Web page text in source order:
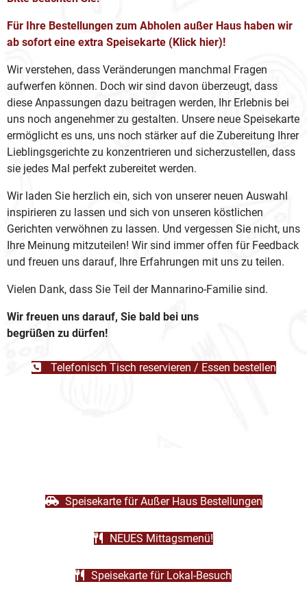
Für Ihre Bestellungen zum Abholen außer Haus haben wir
ab sofort eine extra Speisekarte (Klick hier)!
Wir verstehen, dass Veränderungen manchmal Fragen
aufwerfen können. Doch wir sind davon überzeugt, dass
diese Anpassungen dazu beitragen werden, Ihr Erlebnis bei
uns noch angenehmer zu gestalten. Unsere neue Speisekarte
ermöglicht es uns, uns noch stärker auf die Zubereitung Ihrer
Lieblingsgerichte zu konzentrieren und sicherzustellen, dass
sie jedes Mal perfekt zubereitet werden.
Wir laden Sie herzlich ein, sich von unserer neuen Auswahl
inspirieren zu lassen und sich von unseren köstlichen
Gerichten verwöhnen zu lassen. Und vergessen Sie nicht, uns
Ihre Meinung mitzuteilen! Wir sind immer offen für Feedback
und freuen uns darauf, Ihre Erfahrungen mit uns zu teilen.
Vielen Dank, dass Sie Teil der Mannarino-Familie sind.
Wir freuen uns darauf, Sie bald bei uns
begrüßen zu dürfen!
Telefonisch Tisch reservieren / Essen bestellen
Speisekarte für Außer Haus Bestellungen
NEUES Mittagsmenü!
Speisekarte für Lokal-Besuch